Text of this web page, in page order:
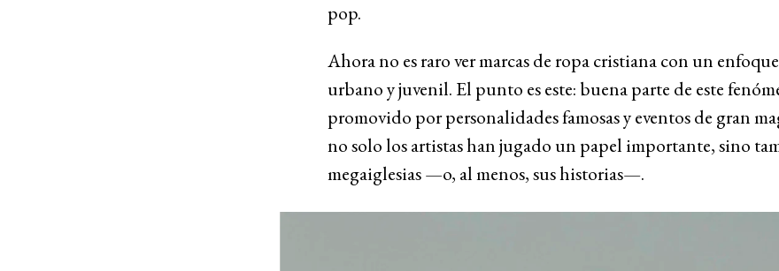
pop.
Ahora no es raro ver marcas de ropa cristiana con un
urbano y juvenil. El punto es este: buena parte de este
promovido por personalidades famosas y eventos de gran
no solo los artistas han jugado un papel importante, sino
megaiglesias —o, al menos, sus historias—.